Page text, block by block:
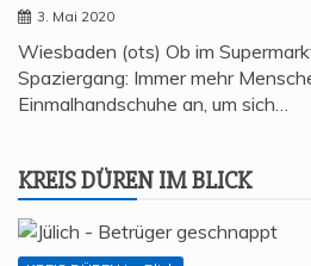
3. Mai 2020
Wiesbaden (ots) Ob im
Spaziergang: Immer mehr
Einmalhandschuhe an, um sich…
KREIS DÜREN IM BLICK